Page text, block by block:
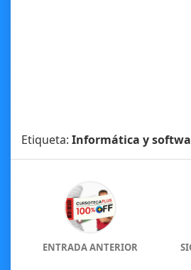
Etiqueta: Informática y
ENTRADA ANTERIOR